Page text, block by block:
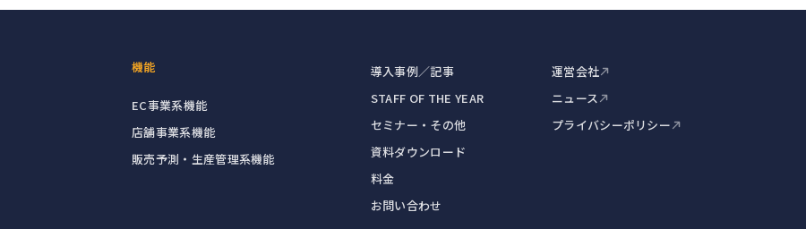
機能
EC事業系機能
店舗事業系機能
販売予測・生産管理系機能
導入事例／記事
STAFF OF THE YEAR
セミナー・その他
資料ダウンロード
料金
お問い合わせ
運営会社
ニュース
プライバシーポリシー